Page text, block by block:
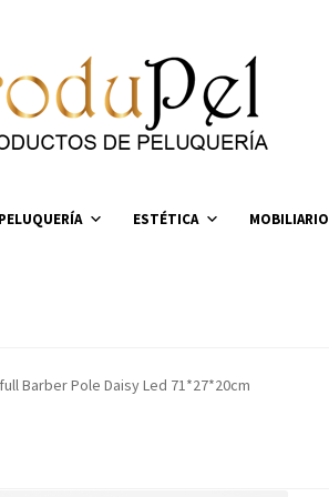
PELUQUERÍA ESTÉTICA MOBILIARIO
Barber Pole Daisy Led 71*27*20cm